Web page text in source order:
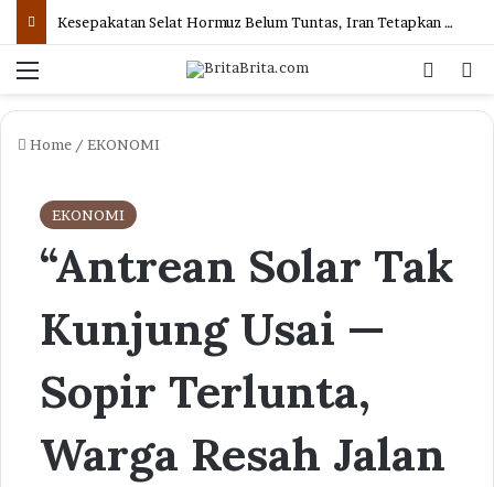
Kesepakatan Selat Hormuz Belum Tuntas, Iran Tetapkan Syarat
Menu Log In
Home / EKONOMI
EKONOMI
“Antrean Solar Tak
Kunjung Usai —
Sopir Terlunta,
Warga Resah Jalan